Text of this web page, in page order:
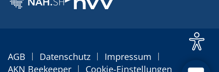
AGB | Datenschutz | Impressum |
AKN Beekeeper | Cookie-Einstellungen